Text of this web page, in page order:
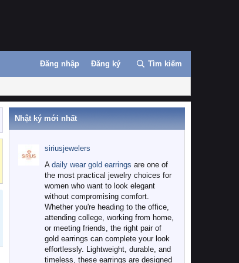
Đăng nhập Đăng ký Tìm kiếm
Nhật ký mới nhất
siriusjewelers
A daily wear gold earrings are one of
the most practical jewelry choices for
women who want to look elegant
without compromising comfort.
Whether you're heading to the office,
attending college, working from home,
or meeting friends, the right pair of
gold earrings can complete your look
effortlessly. Lightweight, durable, and
timeless, these earrings are designed